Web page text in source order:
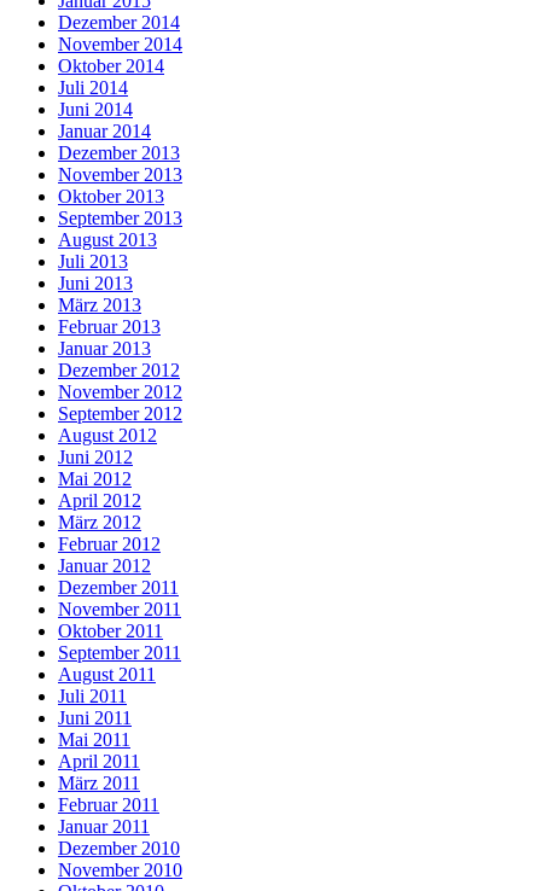
Dezember 2014
November 2014
Oktober 2014
Juli 2014
Juni 2014
Januar 2014
Dezember 2013
November 2013
Oktober 2013
September 2013
August 2013
Juli 2013
Juni 2013
März 2013
Februar 2013
Januar 2013
Dezember 2012
November 2012
September 2012
August 2012
Juni 2012
Mai 2012
April 2012
März 2012
Februar 2012
Januar 2012
Dezember 2011
November 2011
Oktober 2011
September 2011
August 2011
Juli 2011
Juni 2011
Mai 2011
April 2011
März 2011
Februar 2011
Januar 2011
Dezember 2010
November 2010